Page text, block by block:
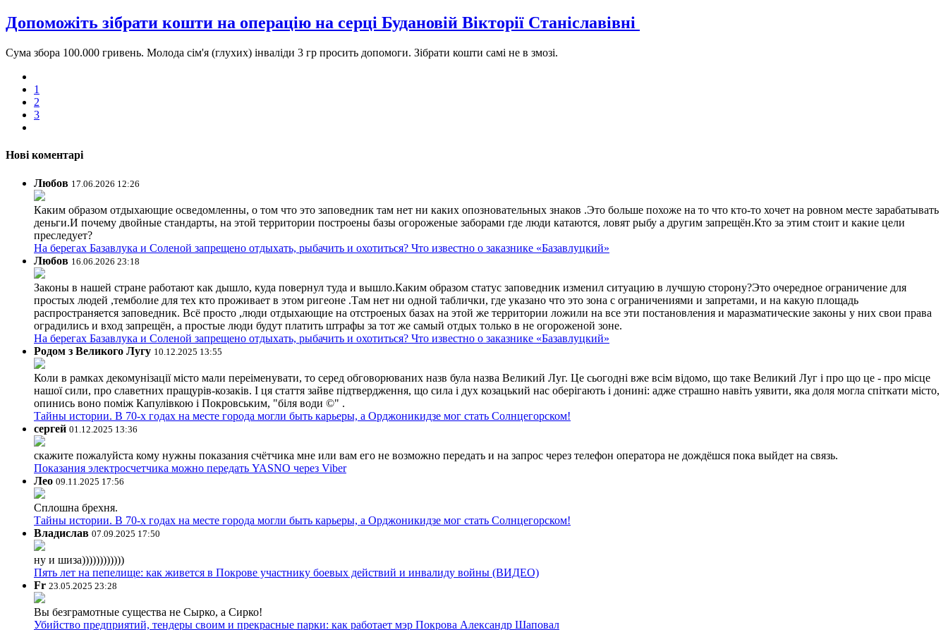
Допоможіть зібрати кошти на операцію на серці Будановій Вікторії Станіславівні
Сума збора 100.000 гривень. Молода сім'я (глухих) інваліди 3 гр просить допомоги. Зібрати кошти самі не в змозі.
1
2
3
Нові коментарі
Любов 17.06.2026 12:26
Каким образом отдыхающие осведомленны, о том что это заповедник там нет ни каких опозновательных знаков .Это больше похоже на то что кто-то хочет на ровном месте зарабатывать
деньги.И почему двойные стандарты, на этой территории построены базы огороженые заборами где люди катаются, ловят рыбу а другим запрещён.Кто за этим стоит и какие цели
преследует?
На берегах Базавлука и Соленой запрещено отдыхать, рыбачить и охотиться? Что известно о заказнике «Базавлуцкий»
Любов 16.06.2026 23:18
Законы в нашей стране работают как дышло, куда повернул туда и вышло.Каким образом статус заповедник изменил ситуацию в лучшую сторону?Это очередное ограничение для
простых людей ,темболие для тех кто проживает в этом ригеоне .Там нет ни одной таблички, где указано что это зона с ограничениями и запретами, и на какую площадь
распространяется заповедник. Всё просто ,люди отдыхающие на отстроеных базах на этой же территории ложили на все эти постановления и маразматические законы у них свои права
оградились и вход запрещён, а простые люди будут платить штрафы за тот же самый отдых только в не огороженой зоне.
На берегах Базавлука и Соленой запрещено отдыхать, рыбачить и охотиться? Что известно о заказнике «Базавлуцкий»
Родом з Великого Лугу 10.12.2025 13:55
Коли в рамках декомунізації місто мали переіменувати, то серед обговорюваних назв була назва Великий Луг. Це сьогодні вже всім відомо, що таке Великий Луг і про що це - про місце
нашої сили, про славетних пращурів-козаків. І ця стаття зайве підтвердження, що сила і дух козацький нас оберігають і донині: адже страшно навіть уявити, яка доля могла спіткати місто,
опинись воно поміж Капулівкою і Покровським, "біля води ©" .
Тайны истории. В 70-х годах на месте города могли быть карьеры, а Орджоникидзе мог стать Солнцегорском!
сергей 01.12.2025 13:36
скажите пожалуйста кому нужны показания счётчика мне или вам его не возможно передать и на запрос через телефон оператора не дождёшся пока выйдет на связь.
Показания электросчетчика можно передать YASNO через Viber
Лео 09.11.2025 17:56
Сплошна брехня.
Тайны истории. В 70-х годах на месте города могли быть карьеры, а Орджоникидзе мог стать Солнцегорском!
Владислав 07.09.2025 17:50
ну и шиза))))))))))))
Пять лет на пепелище: как живется в Покрове участнику боевых действий и инвалиду войны (ВИДЕО)
Fr 23.05.2025 23:28
Вы безграмотные существа не Сырко, а Сирко!
Убийство предприятий, тендеры своим и прекрасные парки: как работает мэр Покрова Александр Шаповал